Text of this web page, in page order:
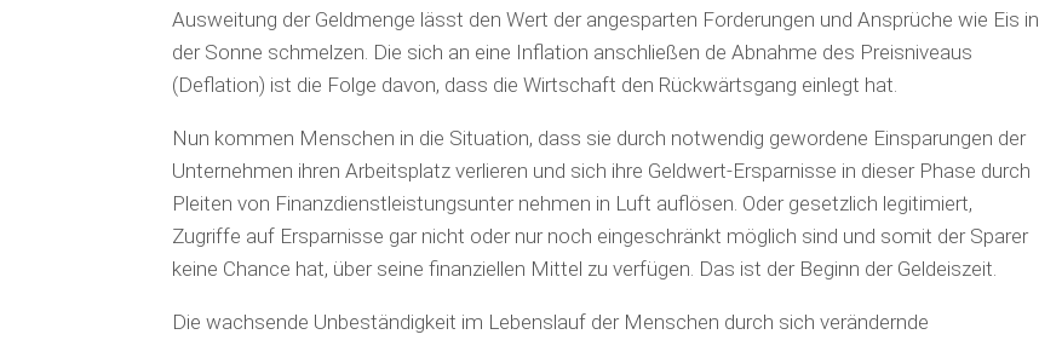
Ausweitung der Geldmenge lässt den Wert der angesparten Forderungen und Ansprüche wie Eis in
der Sonne schmelzen. Die sich an eine Inflation anschließen de Abnahme des Preisniveaus
(Deflation) ist die Folge davon, dass die Wirtschaft den Rückwärtsgang einlegt hat.
Nun kommen Menschen in die Situation, dass sie durch notwendig gewordene Einsparungen der
Unternehmen ihren Arbeitsplatz verlieren und sich ihre Geldwert-Ersparnisse in dieser Phase durch
Pleiten von Finanzdienstleistungsunter nehmen in Luft auflösen. Oder gesetzlich legitimiert,
Zugriffe auf Ersparnisse gar nicht oder nur noch eingeschränkt möglich sind und somit der Sparer
keine Chance hat, über seine finanziellen Mittel zu verfügen. Das ist der Beginn der Geldeiszeit.
Die wachsende Unbeständigkeit im Lebenslauf der Menschen durch sich verändernde